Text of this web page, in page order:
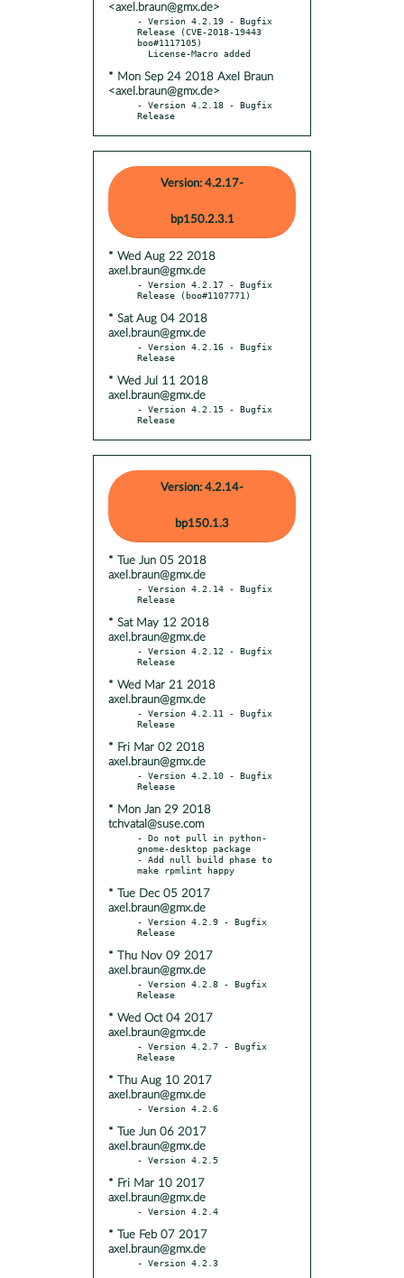
<axel.braun@gmx.de>
- Version 4.2.19 - Bugfix
Release (CVE-2018-19443
boo#1117105)
* Mon Sep 24 2018 Axel Braun
<axel.braun@gmx.de>
- Version 4.2.18 - Bugfix
Release
Version: 4.2.17-
bp150.2.3.1
* Wed Aug 22 2018
axel.braun@gmx.de
- Version 4.2.17 - Bugfix
* Sat Aug 04 2018
axel.braun@gmx.de
- Version 4.2.16 - Bugfix
* Wed Jul 11 2018
axel.braun@gmx.de
- Version 4.2.15 - Bugfix
Release
Version: 4.2.14-
bp150.1.3
* Tue Jun 05 2018
axel.braun@gmx.de
- Version 4.2.14 - Bugfix
* Sat May 12 2018
axel.braun@gmx.de
- Version 4.2.12 - Bugfix
* Wed Mar 21 2018
axel.braun@gmx.de
- Version 4.2.11 - Bugfix
* Fri Mar 02 2018
axel.braun@gmx.de
- Version 4.2.10 - Bugfix
* Mon Jan 29 2018
tchvatal@suse.com
- Do not pull in python-
gnome-desktop package
- Add null build phase to
* Tue Dec 05 2017
axel.braun@gmx.de
- Version 4.2.9 - Bugfix
* Thu Nov 09 2017
axel.braun@gmx.de
- Version 4.2.8 - Bugfix
* Wed Oct 04 2017
axel.braun@gmx.de
- Version 4.2.7 - Bugfix
* Thu Aug 10 2017
axel.braun@gmx.de
* Tue Jun 06 2017
axel.braun@gmx.de
* Fri Mar 10 2017
axel.braun@gmx.de
* Tue Feb 07 2017
axel.braun@gmx.de